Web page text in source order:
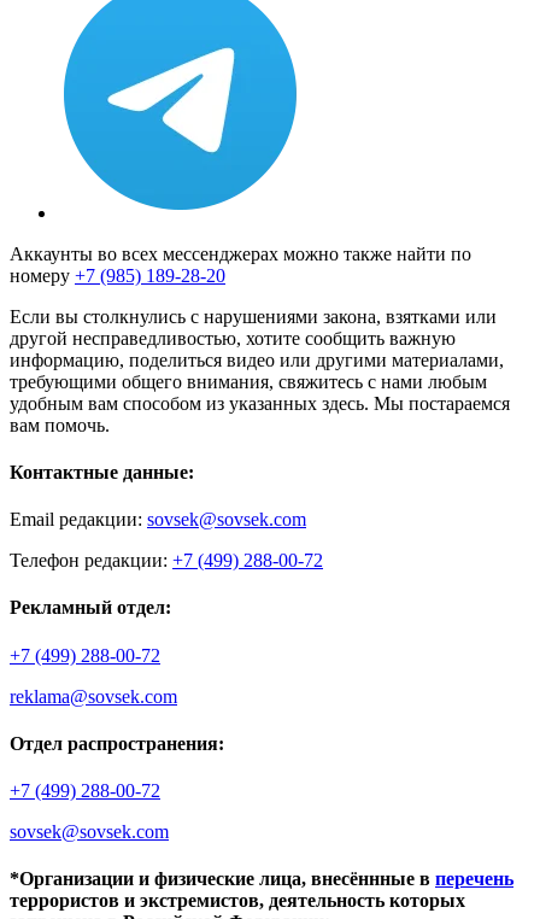
Аккаунты во всех мессенджерах можно также найти по
номеру +7 (985) 189-28-20
Если вы столкнулись с нарушениями закона, взятками или
другой несправедливостью, хотите сообщить важную
информацию, поделиться видео или другими материалами,
требующими общего внимания, свяжитесь с нами любым
удобным вам способом из указанных здесь. Мы постараемся
вам помочь.
Контактные данные:
Email редакции: sovsek@sovsek.com
Телефон редакции: +7 (499) 288-00-72
Рекламный отдел:
+7 (499) 288-00-72
reklama@sovsek.com
Отдел распространения:
+7 (499) 288-00-72
sovsek@sovsek.com
*Организации и физические лица, внесённные в перечень
террористов и экстремистов, деятельность которых